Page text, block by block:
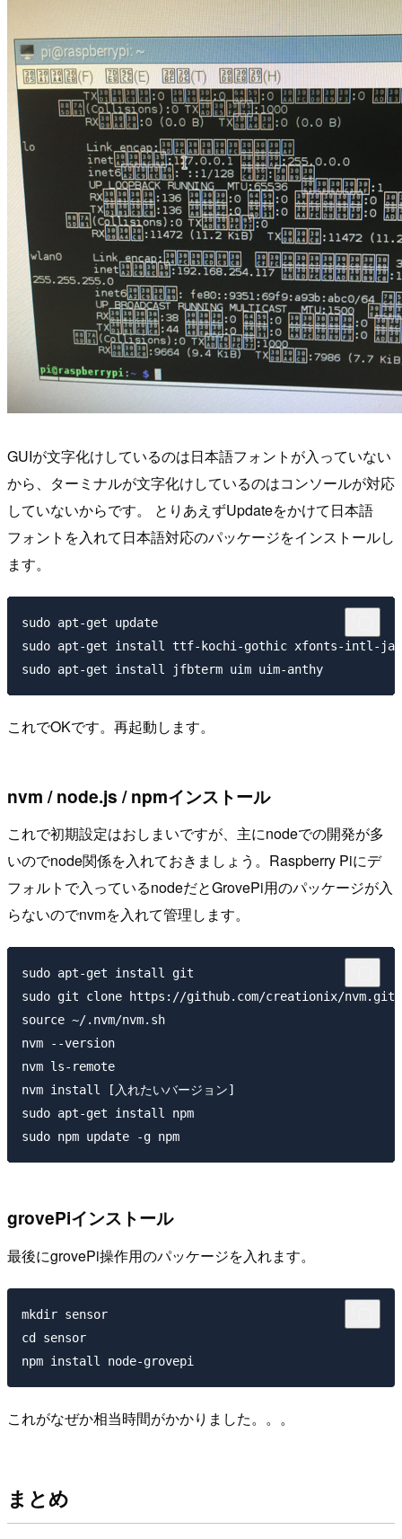
GUIが文字化けしているのは日本語フォントが入っていない
から、ターミナルが文字化けしているのはコンソールが対応
していないからです。 とりあえずUpdateをかけて日本語
フォントを入れて日本語対応のパッケージをインストールし
ます。
sudo apt-get update
sudo apt-get install ttf-kochi-gothic xfonts-intl-
これでOKです。再起動します。
nvm / node.js / npmインストール
これで初期設定はおしまいですが、主にnodeでの開発が多
いのでnode関係を入れておきましょう。Raspberry Piにデ
フォルトで入っているnodeだとGrovePi用のパッケージが入
らないのでnvmを入れて管理します。
sudo apt-get install git
sudo git clone https://github.com/creationix/nvm.git
source ~/.nvm/nvm.sh
nvm --version
nvm ls-remote
nvm install [入れたいバージョン]
sudo apt-get install npm
grovePiインストール
最後にgrovePi操作用のパッケージを入れます。
mkdir sensor
cd sensor
これがなぜか相当時間がかかりました。。。
まとめ